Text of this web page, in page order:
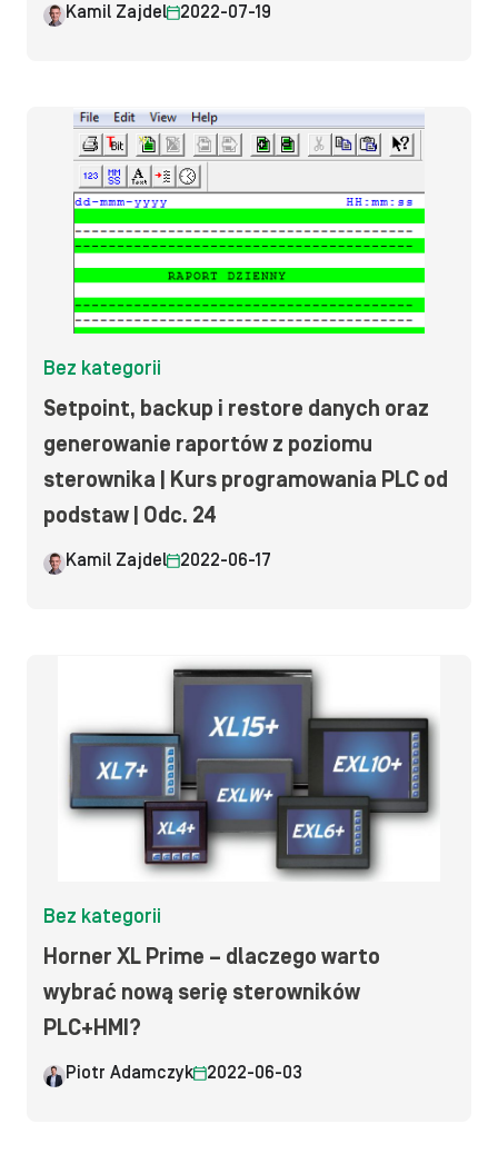
Kamil Zajdel 2022-07-19
Bez kategorii
Setpoint, backup i restore danych oraz
generowanie raportów z poziomu
sterownika | Kurs programowania PLC od
podstaw | Odc. 24
Kamil Zajdel 2022-06-17
Bez kategorii
Horner XL Prime – dlaczego warto
wybrać nową serię sterowników
PLC+HMI?
Piotr Adamczyk 2022-06-03